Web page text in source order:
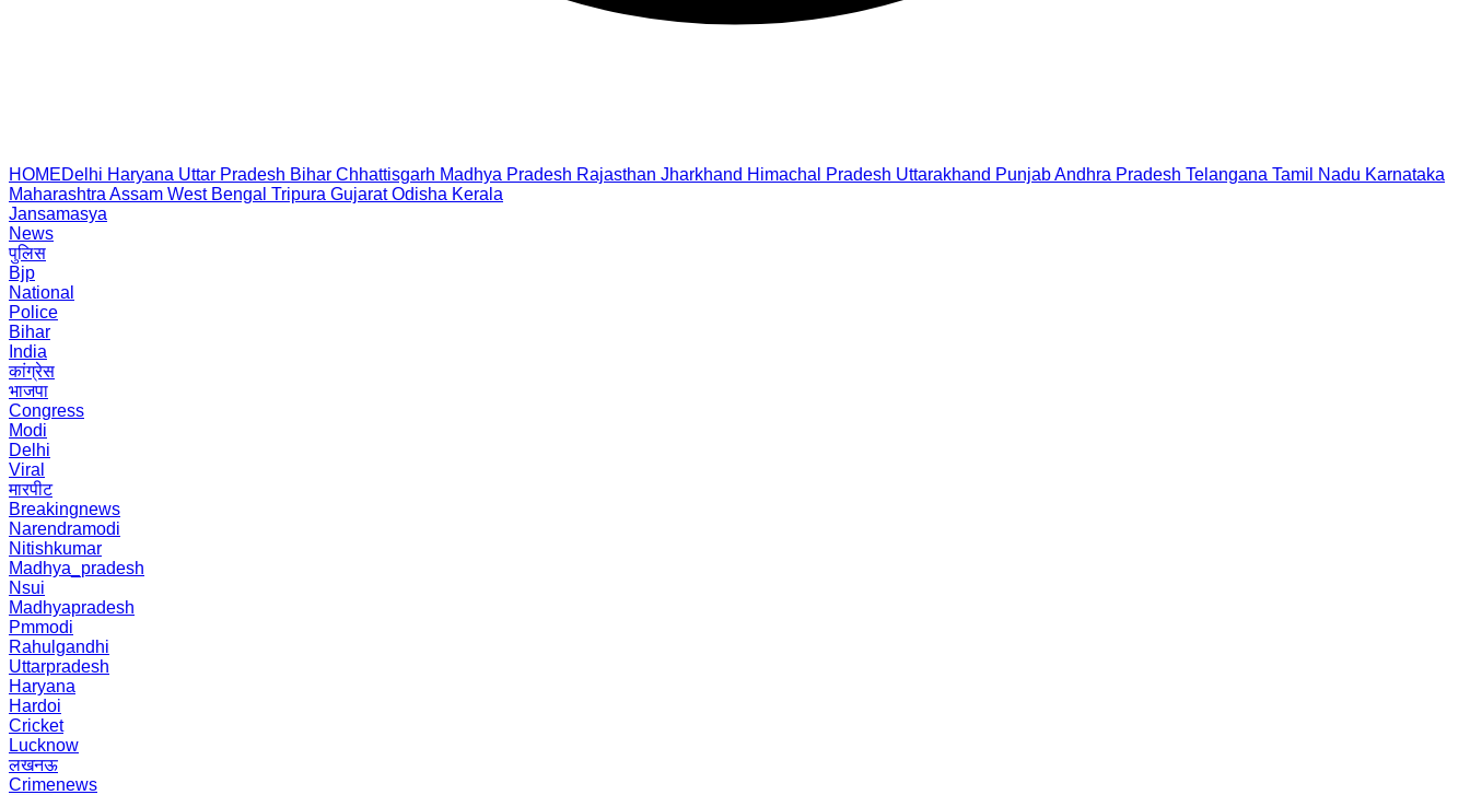
HOMEDelhi Haryana Uttar Pradesh Bihar Chhattisgarh Madhya Pradesh Rajasthan Jharkhand Himachal Pradesh Uttarakhand PunjabAndhra Pradesh Telangana Tamil Nadu Karnataka
Maharashtra Assam West Bengal Tripura Gujarat Odisha Kerala
Jansamasya
News
पुलिस
Bjp
National
Police
Bihar
India
कांग्रेस
भाजपा
Congress
Modi
Delhi
Viral
मारपीट
Breakingnews
Narendramodi
Nitishkumar
Madhya_pradesh
Nsui
Madhyapradesh
Pmmodi
Rahulgandhi
Uttarpradesh
Haryana
Hardoi
Cricket
Lucknow
लखनऊ
Crimenews